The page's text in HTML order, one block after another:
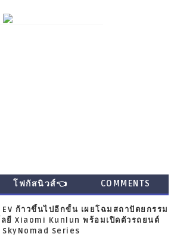
โฟกัสนิวส์👈 COMMENTS
ก้าวขึ้นไปอีกขั้น เผยโฉมสถาปัตยกรรม
ลยี Xiaomi Kunlun พร้อมเปิดตัวรถยนต์
Series